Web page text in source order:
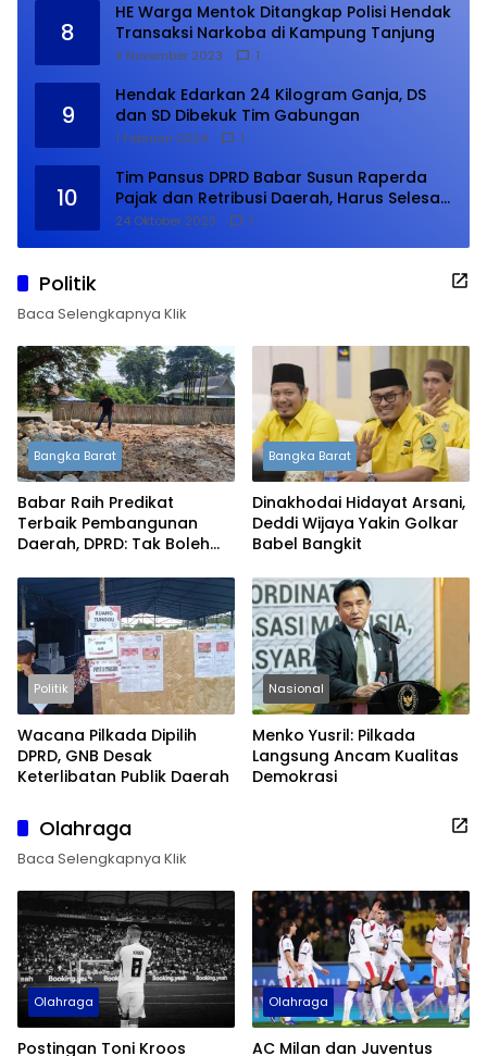
8
HE Warga Mentok Ditangkap Polisi Hendak
Transaksi Narkoba di Kampung Tanjung
9 November 2023 1
9
Hendak Edarkan 24 Kilogram Ganja, DS
dan SD Dibekuk Tim Gabungan
1 Februari 2024 1
10
Tim Pansus DPRD Babar Susun Raperda
Pajak dan Retribusi Daerah, Harus Selesai
Januari 2024
24 Oktober 2023 1
Politik
Baca Selengkapnya Klik
Bangka Barat
Babar Raih Predikat
Terbaik Pembangunan
Daerah, DPRD: Tak Boleh
Bangka Barat
Dinakhodai Hidayat Arsani,
Deddi Wijaya Yakin Golkar
Babel Bangkit
Politik
Wacana Pilkada Dipilih
DPRD, GNB Desak
Keterlibatan Publik Daerah
Nasional
Menko Yusril: Pilkada
Langsung Ancam Kualitas
Demokrasi
Olahraga
Baca Selengkapnya Klik
Olahraga
Postingan Toni Kroos
Olahraga
AC Milan dan Juventus